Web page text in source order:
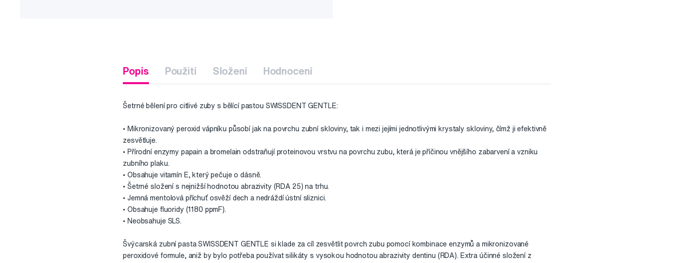
Popis Použití Složení Hodnocení
Šetrné bělení pro citlivé zuby s bělící pastou SWISSDENT GENTLE:
• Mikronizovaný peroxid vápníku působí jak na povrchu zubní skloviny, tak i mezi jejími jednotlivými krystaly skloviny, čímž ji efektivně
zesvětluje.
• Přírodní enzymy papain a bromelain odstraňují proteinovou vrstvu na povrchu zubu, která je příčinou vnějšího zabarvení a vzniku
zubního plaku.
• Obsahuje vitamín E, který pečuje o dásně.
• Šetrné složení s nejnižší hodnotou abrazivity (RDA 25) na trhu.
• Jemná mentolová příchuť osvěží dech a nedráždí ústní sliznici.
• Obsahuje fluoridy (1180 ppmF).
• Neobsahuje SLS.
Švýcarská zubní pasta SWISSDENT GENTLE si klade za cíl zesvětlit povrch zubu pomocí kombinace enzymů a mikronizované
peroxidové formule, aniž by bylo potřeba používat silikáty s vysokou hodnotou abrazivity dentinu (RDA). Extra účinné složení z